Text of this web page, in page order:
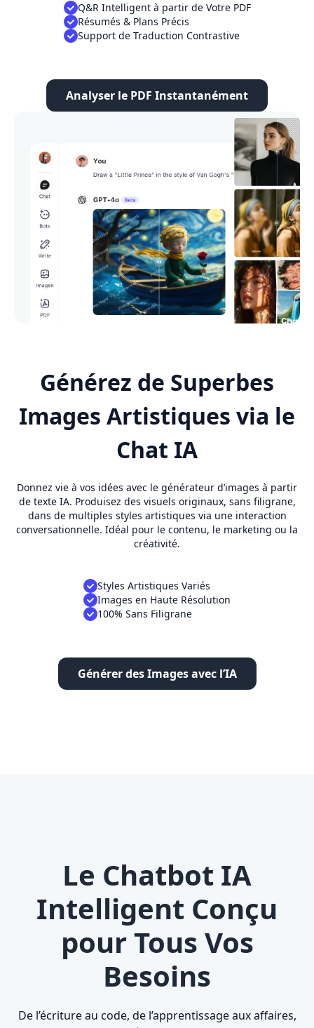
Q&R Intelligent à partir de Votre PDF
Résumés & Plans Précis
Support de Traduction Contrastive
Analyser le PDF Instantanément
Générez de Superbes
Images Artistiques via le
Chat IA
Donnez vie à vos idées avec le générateur d’images à partir
de texte IA. Produisez des visuels originaux, sans filigrane,
dans de multiples styles artistiques via une interaction
conversationnelle. Idéal pour le contenu, le marketing ou la
créativité.
Styles Artistiques Variés
Images en Haute Résolution
100% Sans Filigrane
Générer des Images avec l’IA
Le Chatbot IA
Intelligent Conçu
pour Tous Vos
Besoins
De l’écriture au code, de l’apprentissage aux affaires,